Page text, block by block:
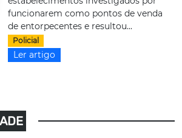
funcionarem como pontos de venda
de entorpecentes e resultou...
Policial
Ler artigo